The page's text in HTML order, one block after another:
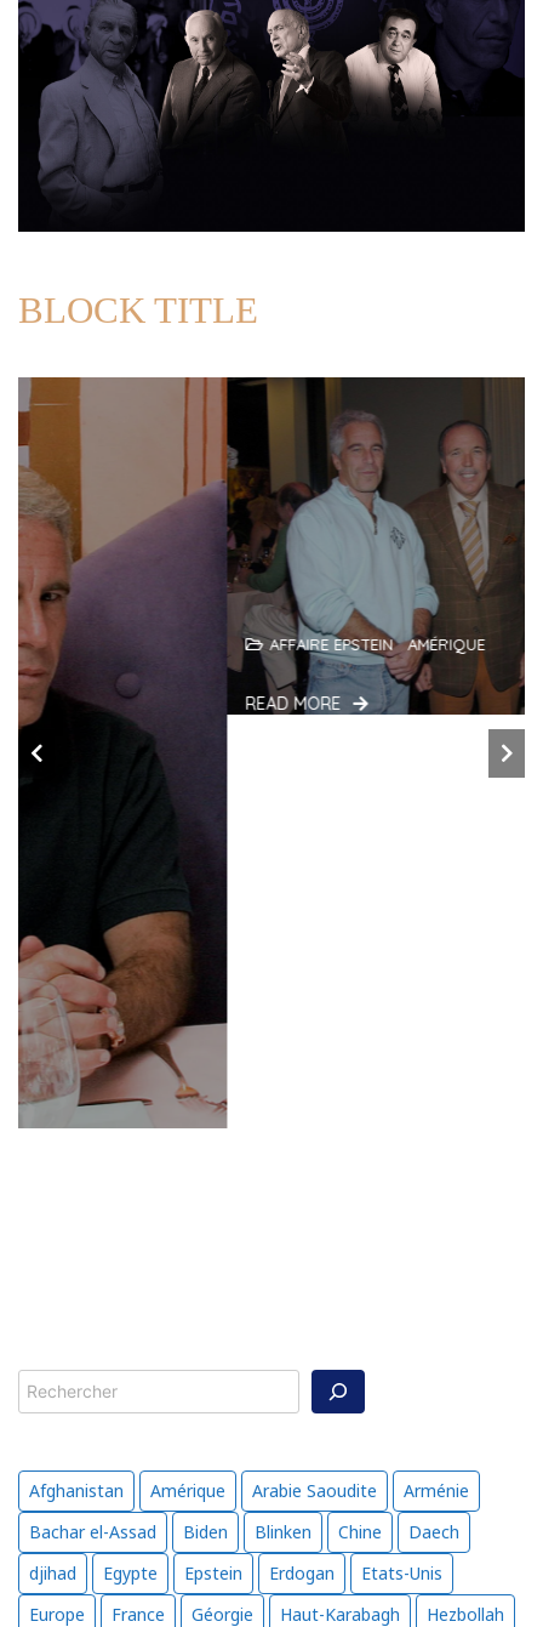
BLOCK TITLE
AMÉRIQUE
READ MORE
Rechercher
Afghanistan Amérique Arabie Saoudite
Arménie
Bachar el-Assad
Biden Blinken Chine
Daech
djihad
Egypte Epstein Erdogan
Etats-Unis
Europe
France Géorgie Haut-Karabagh
Hezbollah